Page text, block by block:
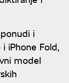
i
iPhone Fold,
model